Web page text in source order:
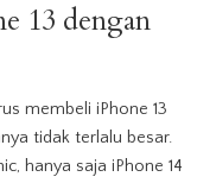
13 dengan
membeli iPhone 13
tidak terlalu besar.
hanya saja iPhone 14